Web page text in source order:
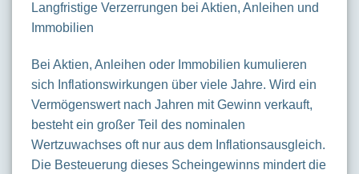
Langfristige Verzerrungen bei Aktien, Anleihen und
Immobilien
Bei Aktien, Anleihen oder Immobilien kumulieren
sich Inflationswirkungen über viele Jahre. Wird ein
Vermögenswert nach Jahren mit Gewinn verkauft,
besteht ein großer Teil des nominalen
Wertzuwachses oft nur aus dem Inflationsausgleich.
Die Besteuerung dieses Scheingewinns mindert die